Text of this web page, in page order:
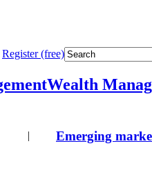
Register (free)
Wealth
| Emerging